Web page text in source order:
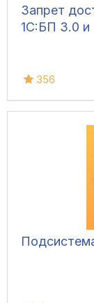
Запрет
1C:БП 3.0
356